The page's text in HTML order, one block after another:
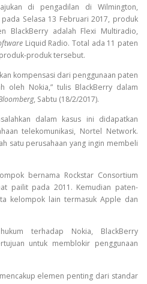
di pengadilan di Wilmington,
Selasa 13 Februari 2017, produk
BlackBerry adalah Flexi Multiradio,
Liquid Radio. Total ada 11 paten
produk tersebut.
kompensasi dari penggunaan paten
oleh Nokia,” tulis BlackBerry dalam
, Sabtu (18/2/2017).
dalam kasus ini didapatkan
telekomunikasi, Nortel Network.
satu perusahaan yang ingin membeli
bernama Rockstar Consortium
pailit pada 2011. Kemudian paten-
kelompok lain termasuk Apple dan
terhadap Nokia, BlackBerry
untuk memblokir penggunaan
elemen penting dari standar